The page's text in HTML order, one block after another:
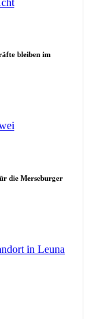
bleiben im
die Merseburger